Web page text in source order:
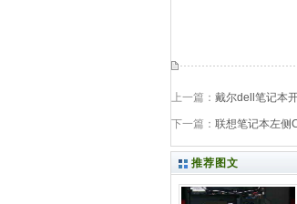
上一篇： 戴尔dell笔记本
下一篇： 联想笔记本左侧
推荐图文